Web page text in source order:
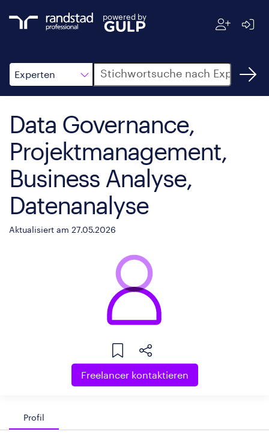
powered by
Experten
Suche
Data Governance,
Projektmanagement,
Business Analyse,
Datenanalyse
Aktualisiert am 27.05.2026
Freelancer kontaktieren
Profil